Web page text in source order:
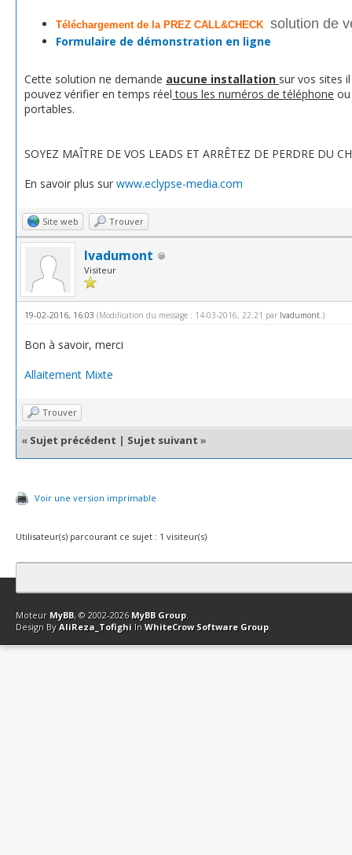
Téléchargement de la PREZ CALL&CHECK solution de
Formulaire de démonstration en ligne
Cette solution ne demande aucune installation sur vos sites
pouvez vérifier en temps réel tous les numéros de téléphone
portables.
SOYEZ MAÎTRE DE VOS LEADS ET ARRÊTEZ DE PERDRE DU
En savoir plus sur www.eclypse-media.com
Site web Trouver
Ivadumont
Visiteur
19-02-2016, 16:03 (Modification du message : 14-03-2016, 22:21 par Ivadumont.)
Bon à savoir, merci
Allaitement Mixte
Trouver
« Sujet précédent | Sujet suivant »
Voir une version imprimable
Utilisateur(s) parcourant ce sujet : 1 visiteur(s)
Contact Club Affiliation Retourner en haut Version bas-débit
Moteur MyBB, © 2002-2026 MyBB Group.
Design By AliReza_Tofighi In WhiteCrow Software Group.